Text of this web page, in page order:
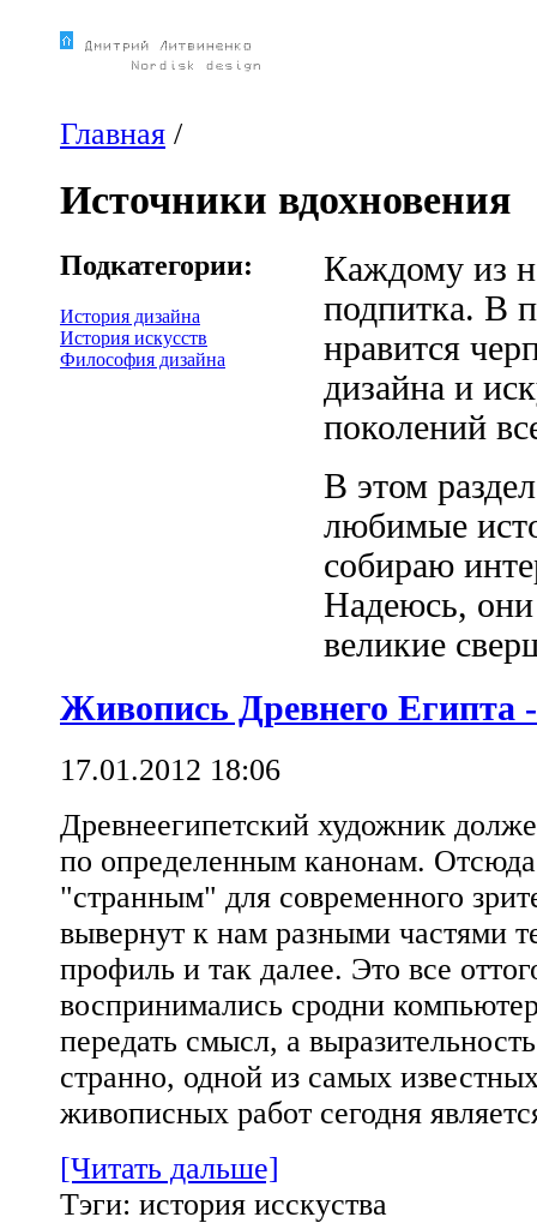
Главная /
Источники вдохновения
Подкатегории:
История дизайна
История искусств
Философия дизайна
Каждому из
подпитка. В
нравится
дизайна и
поколений
В этом
любимые
собираю
Надеюсь, они
великие
Живопись Древнего Египта
17.01.2012 18:06
Древнеегипетский художник
по определенным канонам.
"странным" для современного
вывернут к нам разными частями
профиль и так далее. Это все
воспринимались сродни
передать смысл, а
странно, одной из самых
живописных работ сегодня
[Читать дальше]
Тэги: история исскуства